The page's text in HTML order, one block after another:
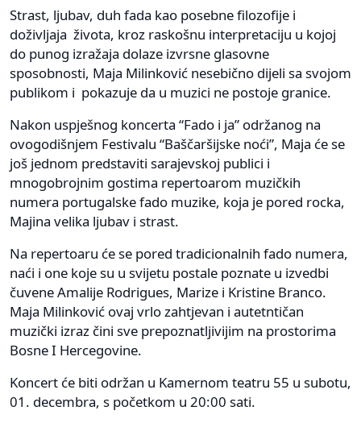
Strast, ljubav, duh fada kao posebne filozofije i
doživljaja života, kroz raskošnu interpretaciju u kojoj
do punog izražaja dolaze izvrsne glasovne
sposobnosti, Maja Milinković nesebično dijeli sa svojom
publikom i pokazuje da u muzici ne postoje granice.
Nakon uspješnog koncerta “Fado i ja” održanog na
ovogodišnjem Festivalu “Baščaršijske noći”, Maja će se
još jednom predstaviti sarajevskoj publici i
mnogobrojnim gostima repertoarom muzičkih
numera portugalske fado muzike, koja je pored rocka,
Majina velika ljubav i strast.
Na repertoaru će se pored tradicionalnih fado numera,
naći i one koje su u svijetu postale poznate u izvedbi
čuvene Amalije Rodrigues, Marize i Kristine Branco.
Maja Milinković ovaj vrlo zahtjevan i autetntičan
muzički izraz čini sve prepoznatljivijim na prostorima
Bosne I Hercegovine.
Koncert će biti održan u Kamernom teatru 55 u subotu,
01. decembra, s početkom u 20:00 sati.